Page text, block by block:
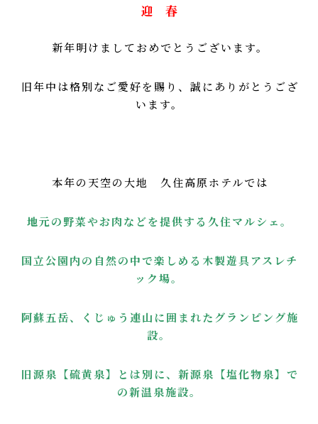
迎 春
新年明けましておめでとうございます。
旧年中は格別なご愛好を賜り、誠にありがとうござ
います。
本年の天空の大地 久住高原ホテルでは
地元の野菜やお肉などを提供する久住マルシェ。
国立公園内の自然の中で楽しめる木製遊具アスレチ
ック場。
阿蘇五岳、くじゅう連山に囲まれたグランピング施
設。
旧源泉【硫黄泉】とは別に、新源泉【塩化物泉】で
の新温泉施設。